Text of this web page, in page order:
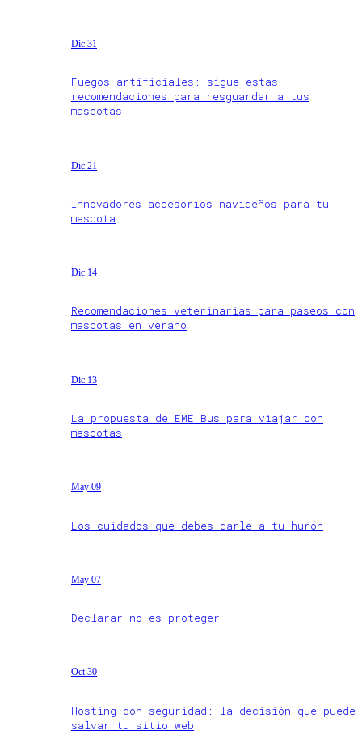
Dic 31
Fuegos artificiales: sigue estas
recomendaciones para resguardar a tus
mascotas
Dic 21
Innovadores accesorios navideños para tu
mascota
Dic 14
Recomendaciones veterinarias para paseos con
mascotas en verano
Dic 13
La propuesta de EME Bus para viajar con
mascotas
May 09
Los cuidados que debes darle a tu hurón
May 07
Declarar no es proteger
Oct 30
Hosting con seguridad: la decisión que puede
salvar tu sitio web